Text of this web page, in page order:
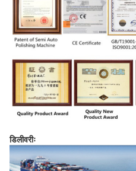
डिलीवरीः